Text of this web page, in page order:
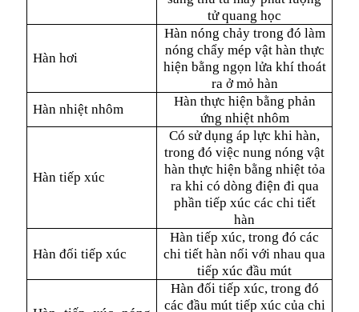
tử quang học
Hàn hơi
Hàn nóng chảy trong đó làm
nóng chẩy mép vật hàn thực
hiện bằng ngọn lửa khí thoát
ra ở mỏ hàn
Hàn nhiệt nhôm
Hàn thực hiện bằng phản
ứng nhiệt nhôm
Hàn tiếp xúc
Có sử dụng áp lực khi hàn,
trong đó việc nung nóng vật
hàn thực hiện bằng nhiệt tỏa
ra khi có dòng điện đi qua
phần tiếp xúc các chi tiết
hàn
Hàn đối tiếp xúc
Hàn tiếp xúc, trong đó các
chi tiết hàn nối với nhau qua
tiếp xúc đầu mút
Hàn đối tiếp xúc, trong đó
các đầu mút tiếp xúc của chi